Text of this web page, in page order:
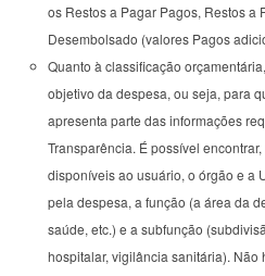
os Restos a Pagar Pagos, Restos a
Desembolsado (valores Pagos
Quanto à classificação
objetivo da despesa, ou seja, para
apresenta parte das informações
Transparência. É possível
disponíveis ao usuário, o órgão e a
pela despesa, a função (a área da
saúde, etc.) e a subfunção
hospitalar, vigilância sanitária).